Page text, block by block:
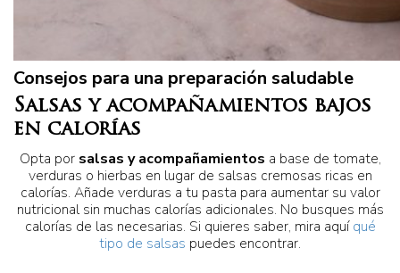
Consejos para una preparación saludable
Salsas y acompañamientos bajos
en calorías
Opta por salsas y acompañamientos a base de tomate,
verduras o hierbas en lugar de salsas cremosas ricas en
calorías. Añade verduras a tu pasta para aumentar su valor
nutricional sin muchas calorías adicionales. No busques más
calorías de las necesarias. Si quieres saber, mira aquíqué
tipo de salsas puedes encontrar.